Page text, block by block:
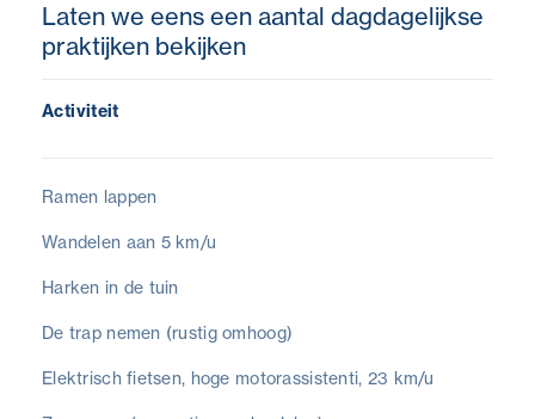
Laten we eens een aantal dagdagelijkse
praktijken bekijken
Activiteit
Ramen lappen
Wandelen aan 5 km/u
Harken in de tuin
De trap nemen (rustig omhoog)
Elektrisch fietsen, hoge motorassistenti, 23 km/u